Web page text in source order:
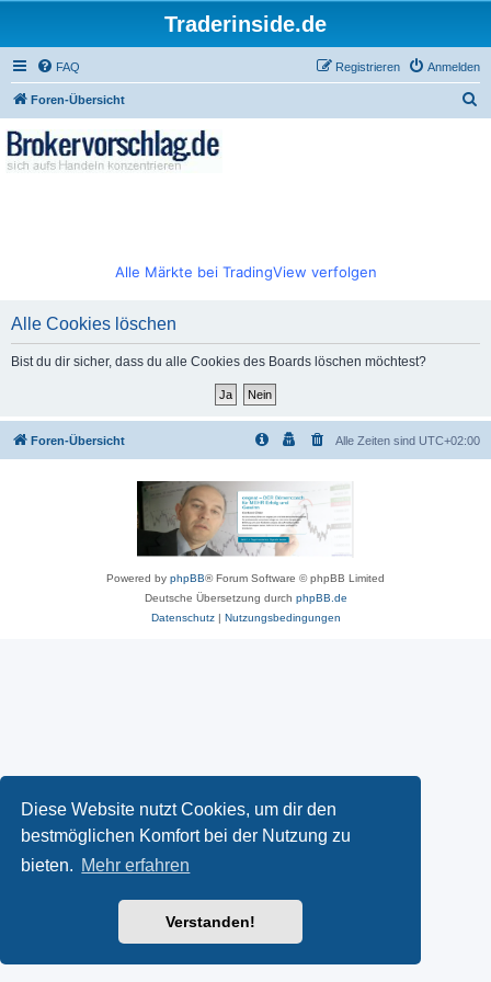
Diese Website nutzt Cookies, um dir den
bestmöglichen Komfort bei der Nutzung zu
bieten. Mehr erfahren
Verstanden!
Traderinside.de
FAQ Anmelden
Registrieren
Foren-Übersicht
Alle Märkte bei TradingView verfolgen
Alle Cookies löschen
Bist du dir sicher, dass du alle Cookies des Boards löschen möchtest?
Foren-Übersicht Alle Zeiten sind UTC+02:00
Powered by phpBB® Forum Software © phpBB Limited
Deutsche Übersetzung durch phpBB.de
Datenschutz| Nutzungsbedingungen